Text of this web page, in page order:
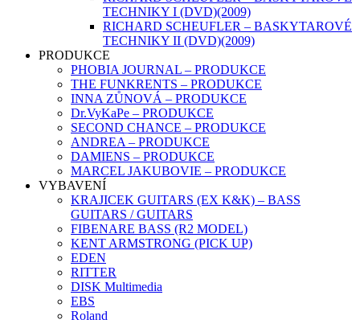
TECHNIKY I (DVD)(2009)
RICHARD SCHEUFLER – BASKYTAROVÉ
TECHNIKY II (DVD)(2009)
PRODUKCE
PHOBIA JOURNAL – PRODUKCE
THE FUNKRENTS – PRODUKCE
INNA ZŮNOVÁ – PRODUKCE
Dr.VyKaPe – PRODUKCE
SECOND CHANCE – PRODUKCE
ANDREA – PRODUKCE
DAMIENS – PRODUKCE
MARCEL JAKUBOVIE – PRODUKCE
VYBAVENÍ
KRAJICEK GUITARS (EX K&K) – BASS
GUITARS / GUITARS
FIBENARE BASS (R2 MODEL)
KENT ARMSTRONG (PICK UP)
EDEN
RITTER
DISK Multimedia
EBS
Roland